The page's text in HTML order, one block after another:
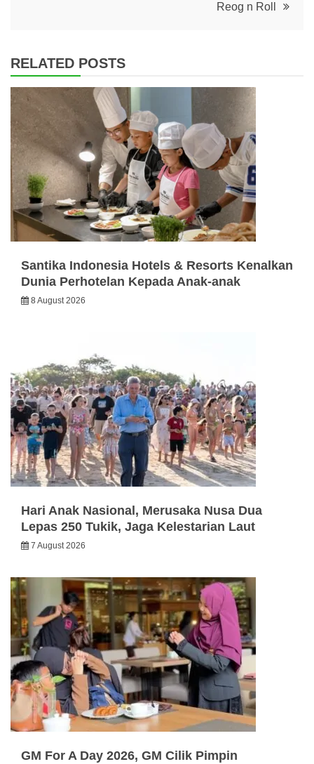
Reog n Roll
RELATED POSTS
Santika Indonesia Hotels & Resorts Kenalkan
Dunia Perhotelan Kepada Anak-anak
8 August 2026
Hari Anak Nasional, Merusaka Nusa Dua
Lepas 250 Tukik, Jaga Kelestarian Laut
7 August 2026
GM For A Day 2026, GM Cilik Pimpin